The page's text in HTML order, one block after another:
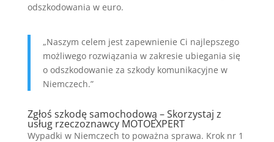
odszkodowania w euro.
„Naszym celem jest zapewnienie Ci najlepszego
możliwego rozwiązania w zakresie ubiegania się
o odszkodowanie za szkody komunikacyjne w
Niemczech.”
Zgłoś szkodę samochodową – Skorzystaj z
usług rzeczoznawcy MOTOEXPERT
Wypadki w Niemczech to poważna sprawa. Krok nr 1